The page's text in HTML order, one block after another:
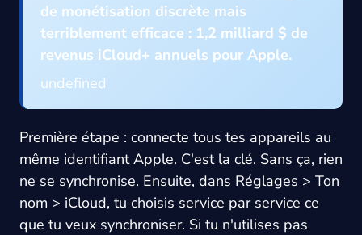
de monétisation discrète mais
terriblement efficace : 1,2 milliard $ de
revenus iCloud+ annuels pour Apple.
undefined
Première étape : connecte tous tes appareils au
même identifiant Apple. C'est la clé. Sans ça, rien
ne se synchronise. Ensuite, dans Réglages > Ton
nom > iCloud, tu choisis service par service ce
que tu veux synchroniser. Si tu n'utilises pas